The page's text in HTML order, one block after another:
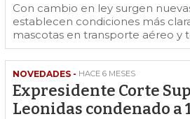
Con cambio en ley surgen
establecen condiciones más
mascotas en transporte aéreo y
NOVEDADES - HACE 6 MESES
Expresidente Corte
Leonidas condenado a